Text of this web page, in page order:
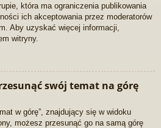
która ma ograniczenia publikowania
ich akceptowania przez moderatorów
Aby uzyskać więcej informacji,
witryny.
swój temat na górę
w górę”, znajdujący się w widoku
możesz przesunąć go na samą górę